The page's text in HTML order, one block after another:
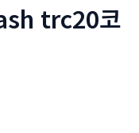
trc20코